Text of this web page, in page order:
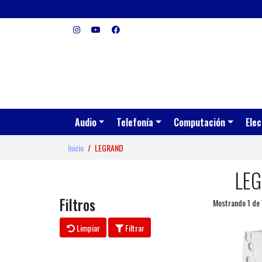
Audio Telefonía Computación
Inicio LEGRAND
Filtros
Limpiar Filtrar
Mostrando 1 de